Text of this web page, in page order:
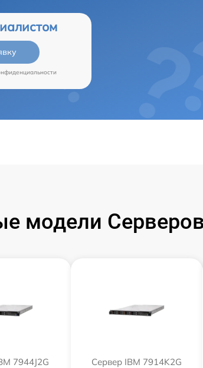
модели
7944J2G Сервер IBM 7914K2G